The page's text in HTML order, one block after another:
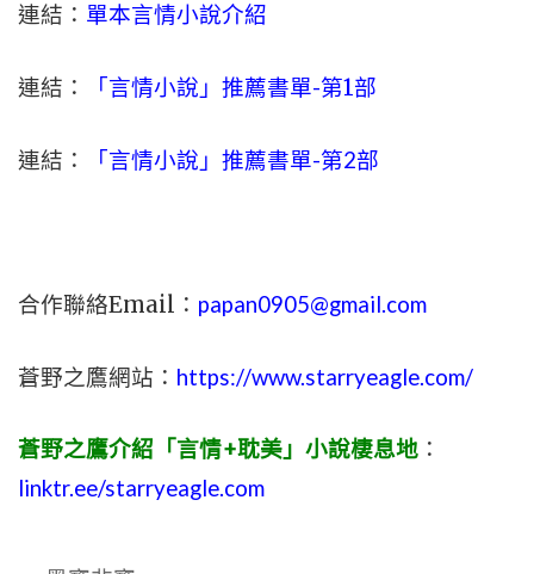
連結： 單本言情小說介紹
連結： 「言情小說」推薦書單-第1部
連結： 「言情小說」推薦書單-第2部
合作聯絡Email： papan0905@gmail.com
蒼野之鷹網站： https://www.starryeagle.com/
蒼野之鷹介紹「言情+耽美」小說棲息地 ：
linktr.ee/starryeagle.com